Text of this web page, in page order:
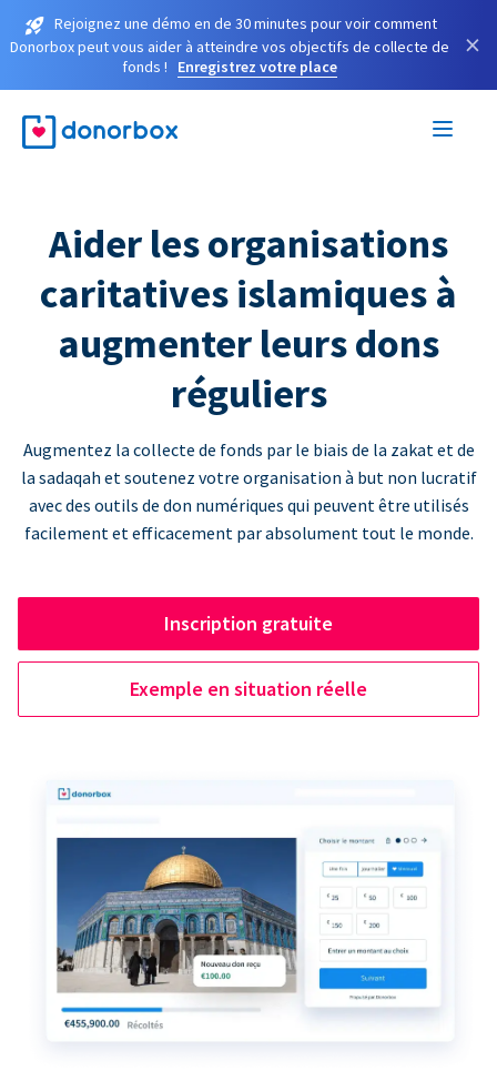
Rejoignez une démo en de 30 minutes pour voir comment
Donorbox peut vous aider à atteindre vos objectifs de collecte de
fonds !
Enregistrez votre place
×
Aider les organisations
caritatives islamiques à
augmenter leurs dons
réguliers
Augmentez la collecte de fonds par le biais de la zakat et de
la sadaqah et soutenez votre organisation à but non lucratif
avec des outils de don numériques qui peuvent être utilisés
facilement et efficacement par absolument tout le monde.
Inscription gratuite
Exemple en situation réelle